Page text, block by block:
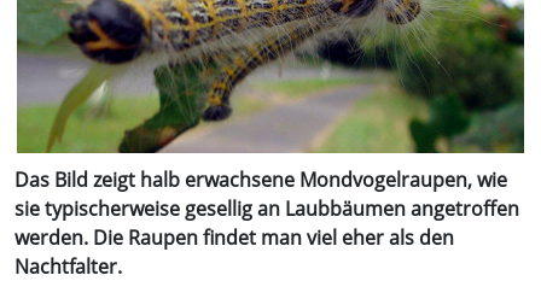
Das Bild zeigt halb erwachsene Mondvogelraupen, wie
sie typischerweise gesellig an Laubbäumen angetroffen
werden. Die Raupen findet man viel eher als den
Nachtfalter.